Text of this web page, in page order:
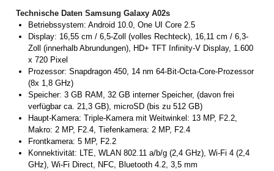
Technische Daten Samsung Galaxy A02s
Betriebssystem: Android 10.0, One UI Core 2.5
Display: 16,55 cm / 6,5-Zoll (volles Rechteck), 16,11 cm / 6,3-
Zoll (innerhalb Abrundungen), HD+ TFT Infinity-V Display, 1.600
x 720 Pixel
Prozessor: Snapdragon 450, 14 nm 64-Bit-Octa-Core-Prozessor
(8x 1,8 GHz)
Speicher: 3 GB RAM, 32 GB interner Speicher, (davon frei
verfügbar ca. 21,3 GB), microSD (bis zu 512 GB)
Haupt-Kamera: Triple-Kamera mit Weitwinkel: 13 MP, F2.2,
Makro: 2 MP, F2.4, Tiefenkamera: 2 MP, F2.4
Frontkamera: 5 MP, F2.2
Konnektivität: LTE, WLAN 802.11 a/b/g (2,4 GHz), Wi-Fi 4 (2,4
GHz), Wi-Fi Direct, NFC, Bluetooth 4.2, 3,5 mm